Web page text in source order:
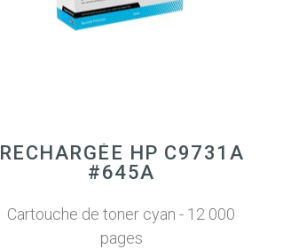
RECHARGÉE HP C9731A
#645A
Cartouche de toner cyan - 12 000
pages